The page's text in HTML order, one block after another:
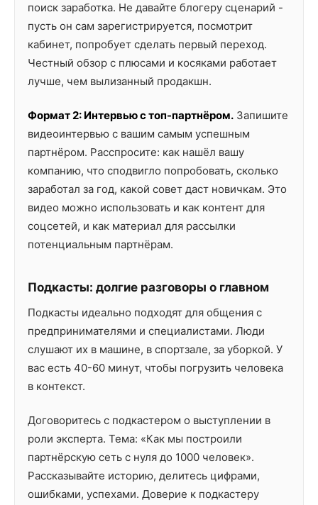
поиск заработка. Не давайте блогеру сценарий -
пусть он сам зарегистрируется, посмотрит
кабинет, попробует сделать первый переход.
Честный обзор с плюсами и косяками работает
лучше, чем вылизанный продакшн.
Формат 2: Интервью с топ-партнёром. Запишите
видеоинтервью с вашим самым успешным
партнёром. Расспросите: как нашёл вашу
компанию, что сподвигло попробовать, сколько
заработал за год, какой совет даст новичкам. Это
видео можно использовать и как контент для
соцсетей, и как материал для рассылки
потенциальным партнёрам.
Подкасты: долгие разговоры о главном
Подкасты идеально подходят для общения с
предпринимателями и специалистами. Люди
слушают их в машине, в спортзале, за уборкой. У
вас есть 40-60 минут, чтобы погрузить человека
в контекст.
Договоритесь с подкастером о выступлении в
роли эксперта. Тема: «Как мы построили
партнёрскую сеть с нуля до 1000 человек».
Рассказывайте историю, делитесь цифрами,
ошибками, успехами. Доверие к подкастеру